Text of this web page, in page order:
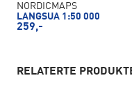
NORDICMAPS
LANGSUA 1:50 000
259,-
RELATERTE